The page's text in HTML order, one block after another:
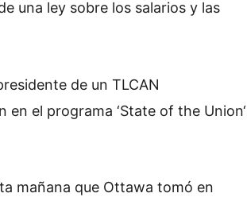
una ley sobre los salarios y las
de un TLCAN
en el programa ‘State of the Union‘
mañana que Ottawa tomó en